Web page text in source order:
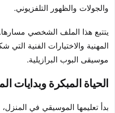
والجولات والظهور التلفزيوني.
يتتبع هذا الملف الشخصي
المهنية والاختيارات الفنية التي
موسيقى البوب البرازيلية.
الحياة المبكرة وبدايات
بدأ تعليمها الموسيقي في